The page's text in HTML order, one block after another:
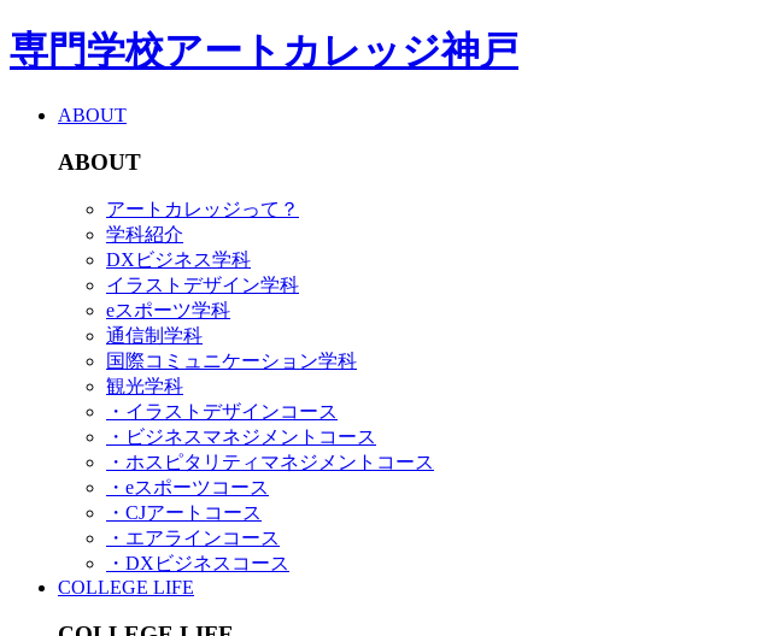
専門学校アートカレッジ神戸
ABOUT
ABOUT
アートカレッジって？
学科紹介
DXビジネス学科
イラストデザイン学科
eスポーツ学科
通信制学科
国際コミュニケーション学科
観光学科
・イラストデザインコース
・ビジネスマネジメントコース
・ホスピタリティマネジメントコース
・eスポーツコース
・CJアートコース
・エアラインコース
・DXビジネスコース
COLLEGE LIFE